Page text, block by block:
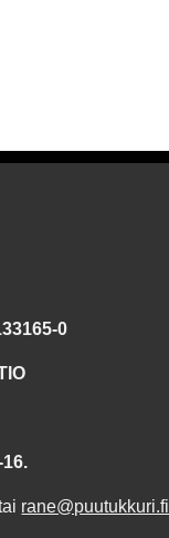
0
16.
rane@puutukkuri.fi